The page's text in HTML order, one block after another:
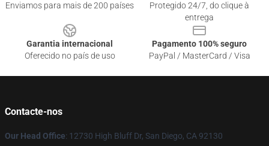
Enviamos para mais de 200 países
Protegido 24/7, do clique à
entrega
Garantia internacional
Oferecido no país de uso
Pagamento 100% seguro
PayPal / MasterCard / Visa
Contacte-nos
Our Head Office: 12730 High Bluff Dr, San Diego, CA 92130